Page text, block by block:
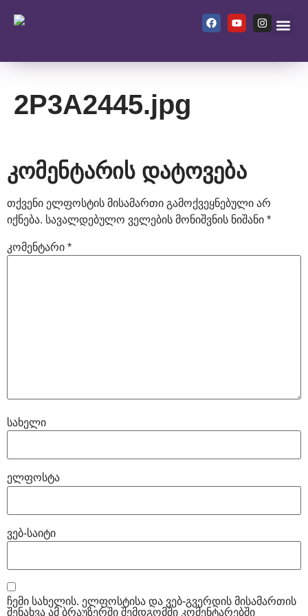
2P3A2445.jpg
კომენტარის დატოვება
თქვენი ელფოსტის მისამართი გამოქვეყნებული არ
იქნება. სავალდებულო ველების მონიშვნის ნიშანი *
კომენტარი *
სახელი
ელფოსტა
ვებ-საიტი
ჩემი სახელის. ელფოსტისა და ვებ-გვერდის მისამართის
შენახვა ამ ბრაუზერში შემდგომში კომენტარებში